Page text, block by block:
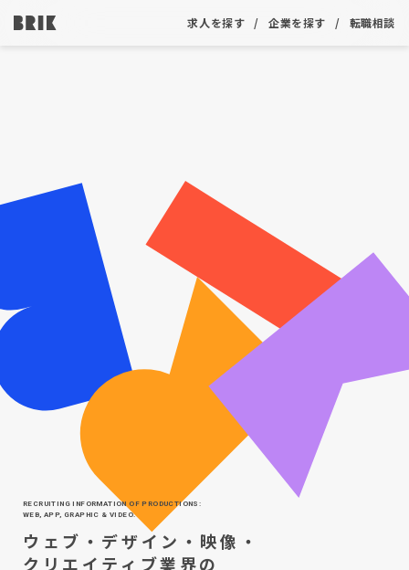
求人を探す 企業を探す 転職相談
RECRUITING INFORMATION OF PRODUCTIONS:
WEB, APP, GRAPHIC & VIDEO.
ウェブ・デザイン・映像・
クリエイティブ業界の